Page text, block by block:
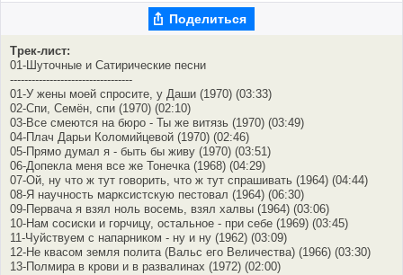
Поделиться
Трек-лист:
01-Шуточные и Сатирические песни
----------------------------------
01-У жены моей спросите, у Даши (1970) (03:33)
02-Спи, Семён, спи (1970) (02:10)
03-Все смеются на бюро - Ты же витязь (1970) (03:49)
04-Плач Дарьи Коломийцевой (1970) (02:46)
05-Прямо думал я - быть бы живу (1970) (03:51)
06-Допекла меня все же Тонечка (1968) (04:29)
07-Ой, ну что ж тут говорить, что ж тут спрашивать (1964) (04:44)
08-Я научность марксистскую пестовал (1964) (06:30)
09-Первача я взял ноль восемь, взял халвы (1964) (03:06)
10-Нам сосиски и горчицу, остальное - при себе (1969) (03:45)
11-Чуйствуем с напарником - ну и ну (1962) (03:09)
12-Не квасом земля полита (Вальс его Величества) (1966) (03:30)
13-Полмира в крови и в развалинах (1972) (02:00)